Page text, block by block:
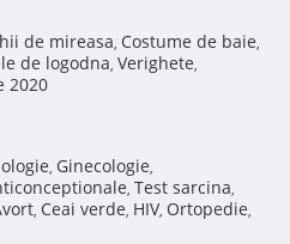
de mireasa, Costume de baie,
de logodna, Verighete,
2020
, Ginecologie,
, Test sarcina,
, Ceai verde, HIV, Ortopedie,